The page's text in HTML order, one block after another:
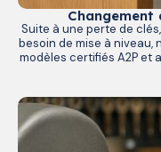
Suite à une perte de
besoin de mise à niveau,
modèles certifiés A2P et